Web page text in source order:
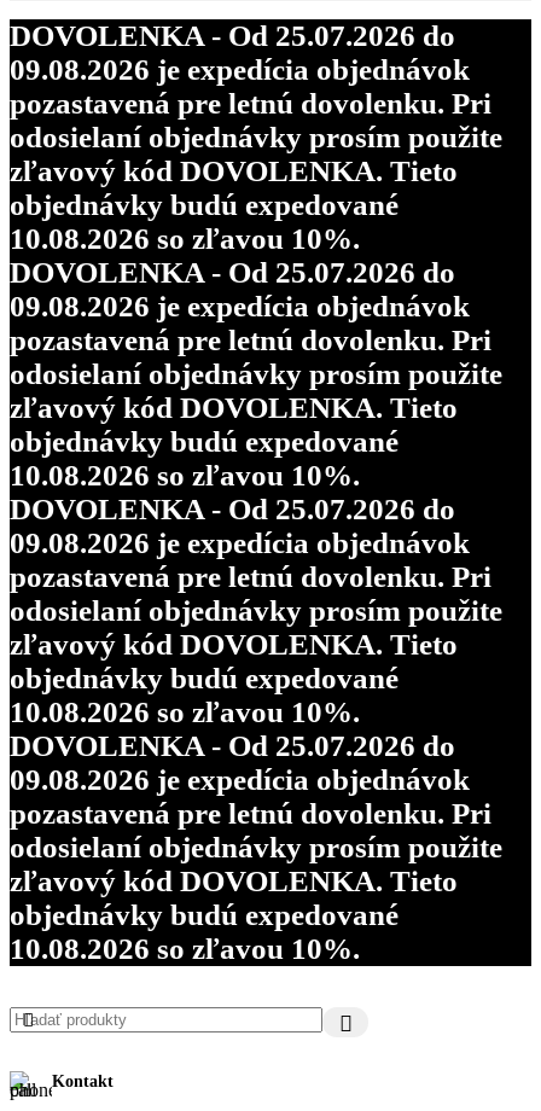
DOVOLENKA - Od 25.07.2026 do
09.08.2026 je expedícia objednávok
pozastavená pre letnú dovolenku. Pri
odosielaní objednávky prosím použite
zľavový kód DOVOLENKA. Tieto
objednávky budú expedované
10.08.2026 so zľavou 10%.
DOVOLENKA - Od 25.07.2026 do
09.08.2026 je expedícia objednávok
pozastavená pre letnú dovolenku. Pri
odosielaní objednávky prosím použite
zľavový kód DOVOLENKA. Tieto
objednávky budú expedované
10.08.2026 so zľavou 10%.
DOVOLENKA - Od 25.07.2026 do
09.08.2026 je expedícia objednávok
pozastavená pre letnú dovolenku. Pri
odosielaní objednávky prosím použite
zľavový kód DOVOLENKA. Tieto
objednávky budú expedované
10.08.2026 so zľavou 10%.
DOVOLENKA - Od 25.07.2026 do
09.08.2026 je expedícia objednávok
pozastavená pre letnú dovolenku. Pri
odosielaní objednávky prosím použite
zľavový kód DOVOLENKA. Tieto
objednávky budú expedované
10.08.2026 so zľavou 10%.
Kontakt